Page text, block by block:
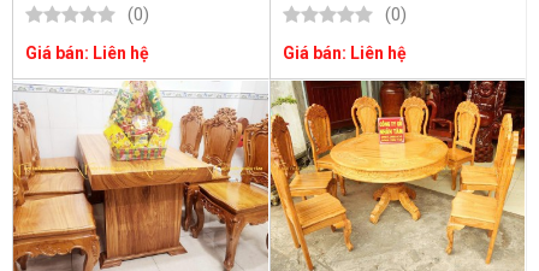
(0)
Giá bán: Liên hệ
(0)
Giá bán: Liên hệ